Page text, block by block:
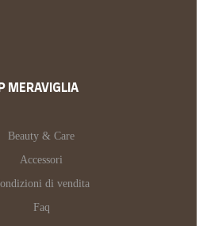
MERAVIGLIA
Beauty & Care
Accessori
di vendita
Faq